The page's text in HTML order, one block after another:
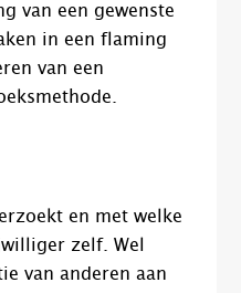
van een gewenste
in een flaming
van een
en met welke
zelf. Wel
van anderen aan